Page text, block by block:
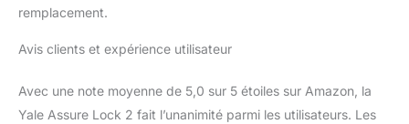
remplacement.
Avis clients et expérience utilisateur
Avec une note moyenne de 5,0 sur 5 étoiles sur Amazon, la
Yale Assure Lock 2 fait l’unanimité parmi les utilisateurs. Les